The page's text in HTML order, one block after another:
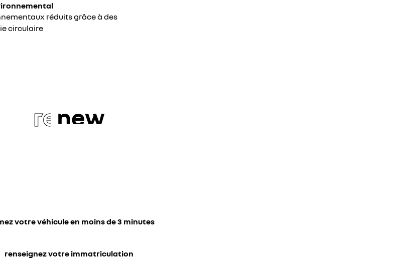
réduits grâce à des
circulaire
re new
votre véhicule en moins de 3 minutes
renseignez votre immatriculation